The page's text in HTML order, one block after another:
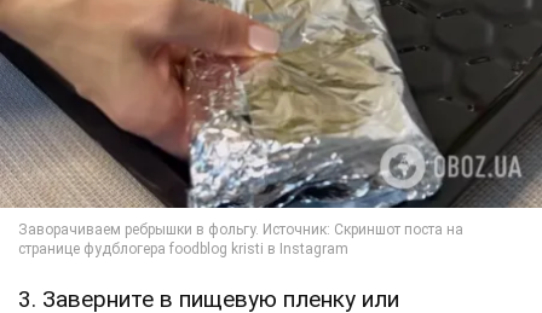
3. Заверните в пищевую пленку или